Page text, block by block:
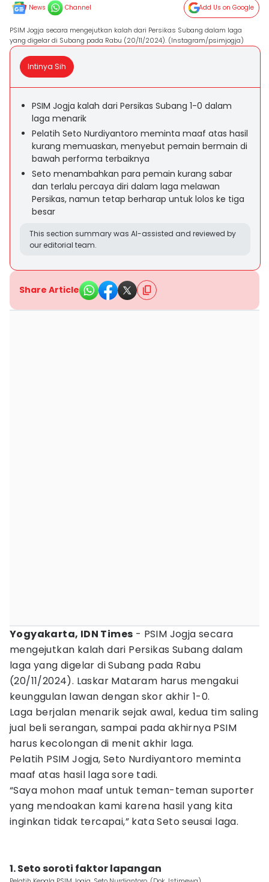
News Channel Add Us on Google
PSIM Jogja secara mengejutkan kalah dari Persikas Subang dalam laga
yang digelar di Subang pada Rabu (20/11/2024). (Instagram/psimjogja)
Intinya Sih
PSIM Jogja kalah dari Persikas Subang 1-0 dalam
laga menarik
Pelatih Seto Nurdiyantoro meminta maaf atas hasil
kurang memuaskan, menyebut pemain bermain di
bawah performa terbaiknya
Seto menambahkan para pemain kurang sabar
dan terlalu percaya diri dalam laga melawan
Persikas, namun tetap berharap untuk lolos ke tiga
besar
This section summary was AI-assisted and reviewed by
our editorial team.
Share Article
Yogyakarta, IDN Times - PSIM Jogja secara
mengejutkan kalah dari Persikas Subang dalam
laga yang digelar di Subang pada Rabu
(20/11/2024). Laskar Mataram harus mengakui
keunggulan lawan dengan skor akhir 1-0.
Laga berjalan menarik sejak awal, kedua tim saling
jual beli serangan, sampai pada akhirnya PSIM
harus kecolongan di menit akhir laga.
Pelatih PSIM Jogja, Seto Nurdiyantoro meminta
maaf atas hasil laga sore tadi.
“Saya mohon maaf untuk teman-teman suporter
yang mendoakan kami karena hasil yang kita
inginkan tidak tercapai,” kata Seto seusai laga.
1. Seto soroti faktor lapangan